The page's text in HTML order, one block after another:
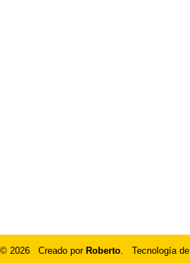
© 2026 Creado por Roberto. Tecnología de